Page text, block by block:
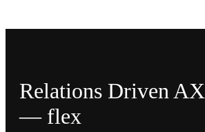
Relations Driven AX
— flex